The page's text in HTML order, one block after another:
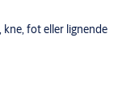
kne, fot eller lignende